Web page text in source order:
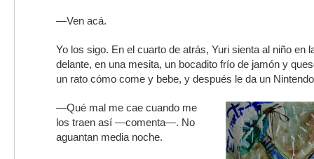
—Ven acá.
Yo los sigo. En el cuarto de atrás, Yuri sienta al niño en
delante, en una mesita, un bocadito frío de jamón y
un rato cómo come y bebe, y después le da un
—Qué mal me cae cuando me
los traen así —comenta—. No
aguantan media noche.